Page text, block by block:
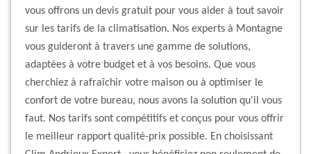
vous offrons un devis gratuit pour vous aider à tout savoir
sur les tarifs de la climatisation. Nos experts à Montagne
vous guideront à travers une gamme de solutions,
adaptées à votre budget et à vos besoins. Que vous
cherchiez à rafraîchir votre maison ou à optimiser le
confort de votre bureau, nous avons la solution qu'il vous
faut. Nos tarifs sont compétitifs et conçus pour vous offrir
le meilleur rapport qualité-prix possible. En choisissant